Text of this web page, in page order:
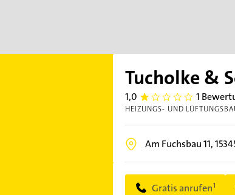
Tucholke &
1,0 1.0 1
HEIZUNGS- UND
Am Fuchsbau 11,
Gratis anrufen